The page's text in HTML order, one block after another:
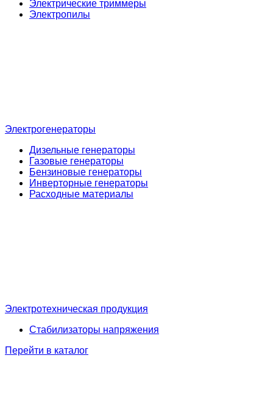
Электрические триммеры
Электропилы
Электрогенераторы
Дизельные генераторы
Газовые генераторы
Бензиновые генераторы
Инверторные генераторы
Расходные материалы
Электротехническая продукция
Стабилизаторы напряжения
Перейти в каталог